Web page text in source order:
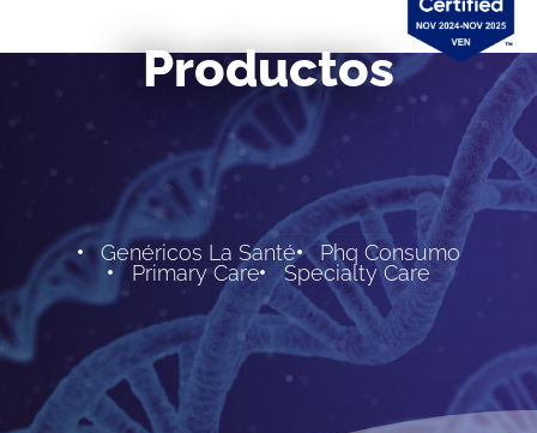
Productos
Genéricos La Santé
Phq Consumo
Primary Care
Specialty Care